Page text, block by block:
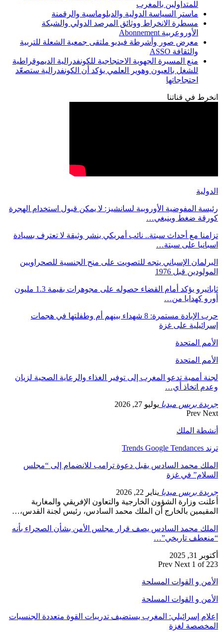
للمتداولين بالمغرب
ماستر السياسة الدولية والدبلوماسية والرقمنة
مسطرة الانخراط ووثائق المرصد الدولي والشبكة
الأوروعربية Abonnement
معرض صور وأشرطة فيديو ملتقى جمعية الشعلة للتربية
والثقافة ASSO
منع المسيرة الجهوية الاحتجاجية للكونفدرالية الديموقراطية
للشغل بالعيون وهوير العلمي يؤكد أن الكونفدرالية ستصعّد
احتجاجاتها
انخرط في قناتنا
الدولية
رئيسة المفوضية الأوروبية لسانشيز: لا يمكن قبول استخدام الهجرة
كورقة ضغط وينبغي…
تزامنا مع أحداث سبتة.. نائب أمريكي ينشر وثيقة لا تعترف بسيادة
اسبانيا على سبتة…
البرلمان الإسباني يتجه للتصويت على منح الجنسية للصحراويين
المولودين قبل 1976
ثاباتيرو يؤكد أمام القضاء حصوله على مجوهرات بقيمة 1.3 مليون
أورو كهدايا من…
حرب الإبادة مستمرة: 8 شهداء بينهم أم وطفلتها في هجمات
إسرائيلية على غزة
الأمم المتحدة
الأمم المتحدة
لجنة أممية تدعو المغرب إلى توفير الغذاء والرعاية الصحية لزيان
وعدم اتخاذ أي…
جريدة بريس ميديا يوليو 27, 2026
Prev Next
أنشطة الملك
ترند Trends Google Tendances
الملك محمد السادس يقبل دعوة ترامب للانضمام إلى “مجلس
السلام” في غزة
جريدة بريس ميديا يناير 22, 2026
أعلنت وزارة الشؤون الخارجية والتعاون الإفريقي والمغاربة
المقيمين بالخارج أن الملك محمد السادس، رئيس لجنة القدس،…
الملك محمد السادس يصف قرار مجلس الأمن بشأن الصحراء بأنه
“منعطف تاريخي”…
أكتوبر 31, 2025
Prev Next 1 of 223
الأمن و القوات المسلحة
الأمن و القوات المسلحة
إعلام إسرائيلي: المغرب يستضيف تدريبات القوة متعددة الجنسيات
المخصصة لغزة